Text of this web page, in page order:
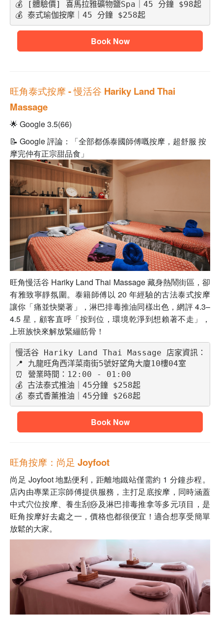
💰 [體驗價] 喜馬拉雅礦物鹽Spa｜45 分鐘 $98起
💰 泰式瑜伽按摩｜45 分鐘 $258起
Book Now
旺角泰式按摩 - 慢活谷 Hariky Land Thai
Massage
🌟 Google 3.5(66)
📝 Google 評論：「全部都係泰國師傅嘅按摩，超舒服 按
摩完仲有正宗甜品食」
旺角慢活谷 Hariky Land Thai Massage 藏身熱鬧街區，卻
有雅致寧靜氛圍。泰籍師傅以 20 年經驗的古法泰式按摩
讓你「痛並快樂著」，淋巴排毒推油同樣出色，網評 4.3–
4.5 星，顧客直呼「按到位，環境乾淨到想賴著不走」，
上班族快來解放緊繃筋骨！
慢活谷 Hariky Land Thai Massage 店家資訊：
📍 九龍旺角西洋菜南街5號好望角大廈10樓04室
⏰ 營業時間：12:00 - 01:00
💰 古法泰式推油｜45分鐘 $258起
💰 泰式香薰推油｜45分鐘 $268起
Book Now
旺角按摩：尚足 Joyfoot
尚足 Joyfoot 地點便利，距離地鐵站僅需約 1 分鐘步程。
店內由專業正宗師傅提供服務，主打足底按摩，同時涵蓋
中式穴位按摩、養生刮痧及淋巴排毒推拿等多元項目，是
旺角按摩好去處之一，價格也都很便宜！適合想享受簡單
放鬆的大家。